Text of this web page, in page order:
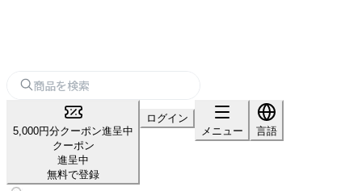
5,000円分クーポン進呈中
クーポン
進呈中
無料で登録
ログイン
メニュー
言語